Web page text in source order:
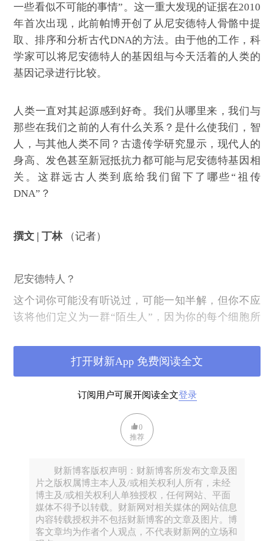
一些看似不可能的事情”。这一重大发现的证据在2010
年首次出现，此前帕博开创了从尼安德特人骨骼中提
取、排序和分析古代DNA的方法。由于他的工作，科
学家可以将尼安德特人的基因组与今天活着的人类的
基因记录进行比较。
人类一直对其起源感到好奇。我们从哪里来，我们与
那些在我们之前的人有什么关系？是什么使我们，智
人，与其他人类不同？古遗传学研究显示，现代人的
身高、发色甚至新冠抵抗力都可能与尼安德特基因相
关。这群远古人类到底给我们留下了哪些“祖传
DNA”？
撰文 | 丁林（记者）
尼安德特人？
这个词你可能没有听说过，可能一知半解，但你不应
该将他们定义为一群“陌生人”，因为你的每个细胞所
德特人？
“冰河时代”的邂逅
1856年，尼安德特人的遗迹被首次发现于德国北部的
尼安德河谷，这一发现比达尔文出版《物种起源》还
早上三年。通过骨骼可以判断，尼安德特人额头窄
小，四肢壮实。
二十世纪初的报刊对尼安德特人的描绘丨来源于网
但当年的自然博物学家对于古人类还缺乏足够的认
识，因此分析这种看起来“原始”的物种时，就草率地
订阅用户可展开阅读全文登录
打开财新App 免费阅读全文
0
推荐
财新博客版权声明：财新博客所发布文章及图
片之版权属博主本人及/或相关权利人所有，未经
博主及/或相关权利人单独授权，任何网站、平面
媒体不得予以转载。财新网对相关媒体的网站信息
内容转载授权并不包括财新博客的文章及图片。博
客文章均为作者个人观点，不代表财新网的立场和